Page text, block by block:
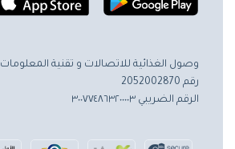
وصول الغذائية للاتصالات و تقنية المعلومات
رقم 2052002870
الرقم الضريبي ٣٠٠٧٧٤٨٦٣٢٠٠٠٠٣